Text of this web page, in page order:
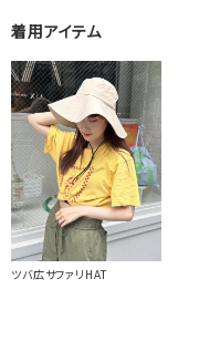
着用アイテム
ツバ広サファリHAT